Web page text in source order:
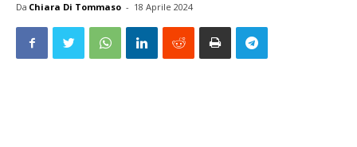
Da Chiara Di Tommaso - 18 Aprile 2024